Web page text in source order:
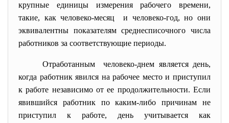
крупные единицы измерениярабочего времени,
такие, как человеко-месяц и человеко-год, но они
эквивалентны показателям среднесписочного числа
работников за соответствующие периоды.
Отработанным человеко-днем является день,
когда работник явился на рабочее место и приступил
к работе независимо от ее продолжительности. Если
явившийся работник по каким-либо причинам не
приступил к работе, день учитывается как